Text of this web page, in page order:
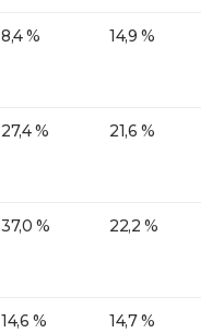
8,4 % 14,9 %
27,4 % 21,6 %
37,0 % 22,2 %
14,6 % 14,7 %